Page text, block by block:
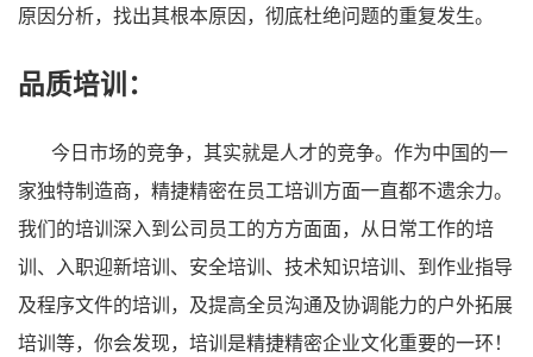
原因分析，找出其根本原因，彻底杜绝问题的重复发生。
品质培训：
今日市场的竞争，其实就是人才的竞争。作为中国的一
家独特制造商，精捷精密在员工培训方面一直都不遗余力。
我们的培训深入到公司员工的方方面面，从日常工作的培
训、入职迎新培训、安全培训、技术知识培训、到作业指导
及程序文件的培训，及提高全员沟通及协调能力的户外拓展
培训等，你会发现，培训是精捷精密企业文化重要的一环！